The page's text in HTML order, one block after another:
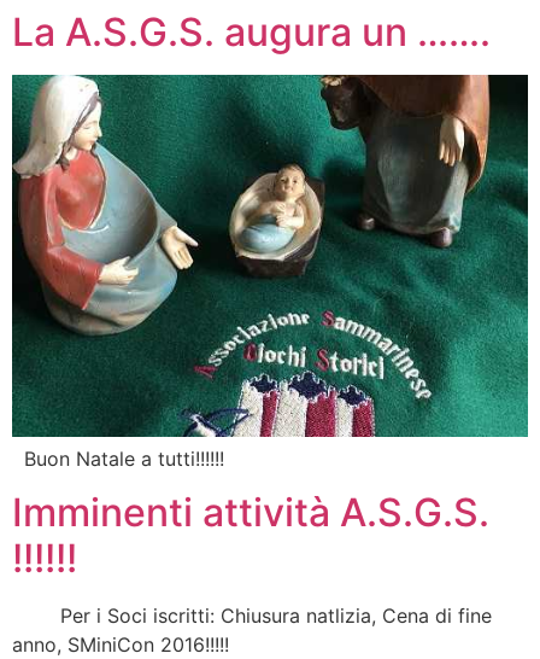
La A.S.G.S. augura un …….
Buon Natale a tutti!!!!!!
Imminenti attività A.S.G.S.
!!!!!!
Per i Soci iscritti: Chiusura natlizia, Cena di fine
anno, SMiniCon 2016!!!!!